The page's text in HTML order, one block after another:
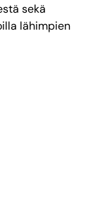
sekä
lähimpien